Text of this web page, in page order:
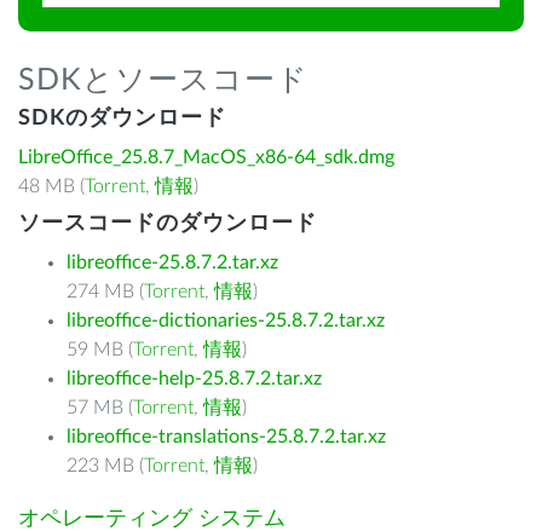
SDKとソースコード
SDKのダウンロード
LibreOffice_25.8.7_MacOS_x86-64_sdk.dmg
48 MB (Torrent,情報)
ソースコードのダウンロード
libreoffice-25.8.7.2.tar.xz
274 MB (Torrent,情報)
libreoffice-dictionaries-25.8.7.2.tar.xz
59 MB (Torrent,情報)
libreoffice-help-25.8.7.2.tar.xz
57 MB (Torrent,情報)
libreoffice-translations-25.8.7.2.tar.xz
223 MB (Torrent,情報)
オペレーティング システム